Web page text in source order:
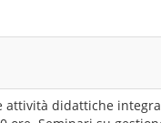
didattiche